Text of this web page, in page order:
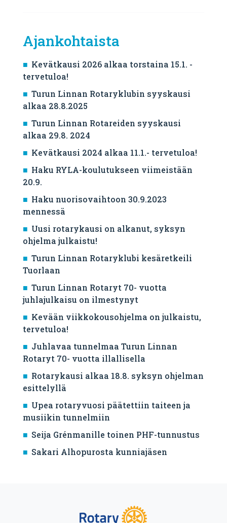
Ajankohtaista
Kevätkausi 2026 alkaa torstaina 15.1. -
tervetuloa!
Turun Linnan Rotaryklubin syyskausi
alkaa 28.8.2025
Turun Linnan Rotareiden syyskausi
alkaa 29.8. 2024
Kevätkausi 2024 alkaa 11.1.- tervetuloa!
Haku RYLA-koulutukseen viimeistään
20.9.
Haku nuorisovaihtoon 30.9.2023
mennessä
Uusi rotarykausi on alkanut, syksyn
ohjelma julkaistu!
Turun Linnan Rotaryklubi kesäretkeili
Tuorlaan
Turun Linnan Rotaryt 70- vuotta
juhlajulkaisu on ilmestynyt
Kevään viikkokousohjelma on julkaistu,
tervetuloa!
Juhlavaa tunnelmaa Turun Linnan
Rotaryt 70- vuotta illallisella
Rotarykausi alkaa 18.8. syksyn ohjelman
esittelyllä
Upea rotaryvuosi päätettiin taiteen ja
musiikin tunnelmiin
Seija Grénmanille toinen PHF-tunnustus
Sakari Alhopurosta kunniajäsen